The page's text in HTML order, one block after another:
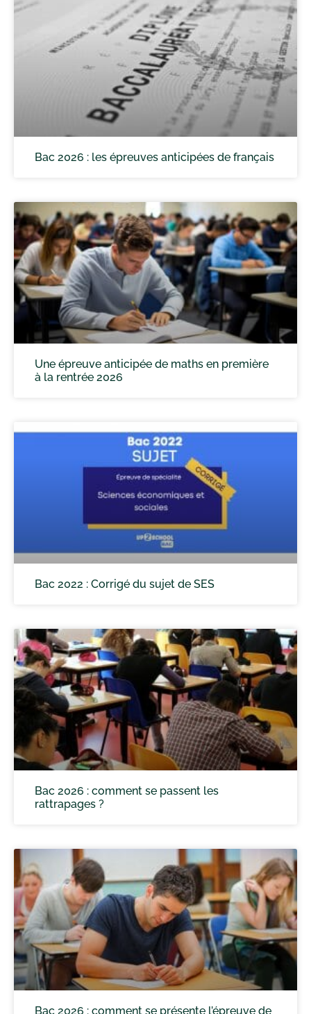
Bac 2026 : les épreuves anticipées de français
Une épreuve anticipée de maths en première
à la rentrée 2026
Bac 2022 : Corrigé du sujet de SES
Bac 2026 : comment se passent les
rattrapages ?
Bac 2026 : comment se présente l’épreuve de